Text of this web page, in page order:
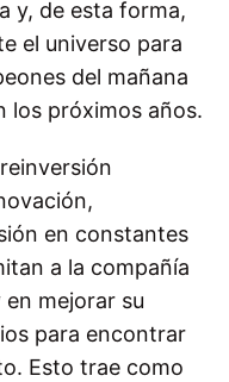
y, de esta forma,
el universo para
del mañana
los próximos años.
en constantes
a la compañía
mejorar su
para encontrar
Esto trae como